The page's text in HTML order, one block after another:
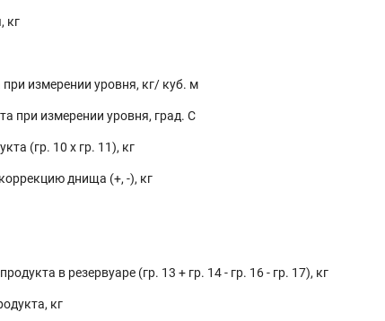
кг
измерении уровня, кг/ куб. м
при измерении уровня, град. C
(гр. 10 x гр. 11), кг
днища (+, -), кг
в резервуаре (гр. 13 + гр. 14 - гр. 16 - гр. 17), кг
кг